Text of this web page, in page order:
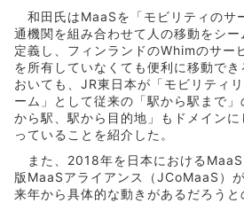
和田氏はMaaSを「モビリティのサ
通機関を組み合わせて人の移動をシー
定義し、フィンランドのWhimのサー
を所有していなくても便利に移動で
おいても、JR東日本が「モビリティ
ーム」として従来の「駅から駅まで
から駅、駅から目的地」もドメイン
っていることを紹介した。
また、2018年を日本におけるMaaS
版MaaSアライアンス（JCoMaaS）
来年から具体的な動きがあるだろうと